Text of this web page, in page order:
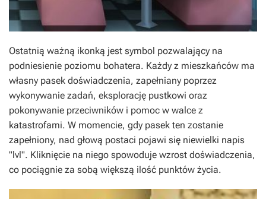
Ostatnią ważną ikonką jest symbol pozwalający na
podniesienie poziomu bohatera. Każdy z mieszkańców ma
własny pasek doświadczenia, zapełniany poprzez
wykonywanie zadań, eksplorację pustkowi oraz
pokonywanie przeciwników i pomoc w walce z
katastrofami. W momencie, gdy pasek ten zostanie
zapełniony, nad głową postaci pojawi się niewielki napis
"lvl". Kliknięcie na niego spowoduje wzrost doświadczenia,
co pociągnie za sobą większą ilość punktów życia.